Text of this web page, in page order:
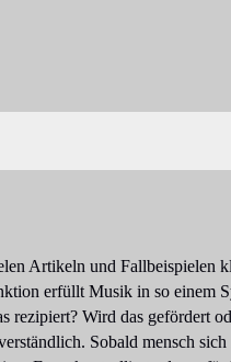
Artikeln und Fallbeispielen
erfüllt Musik in so einem
rezipiert? Wird das gefördert
Sobald mensch